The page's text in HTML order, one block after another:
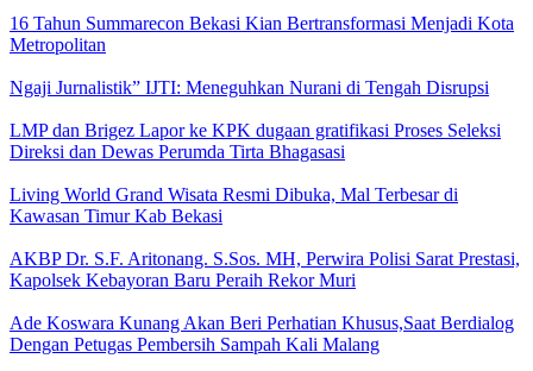
16 Tahun Summarecon Bekasi Kian Bertransformasi Menjadi Kota
Metropolitan
Ngaji Jurnalistik” IJTI: Meneguhkan Nurani di Tengah Disrupsi
LMP dan Brigez Lapor ke KPK dugaan gratifikasi Proses Seleksi
Direksi dan Dewas Perumda Tirta Bhagasasi
Living World Grand Wisata Resmi Dibuka, Mal Terbesar di
Kawasan Timur Kab Bekasi
AKBP Dr. S.F. Aritonang. S.Sos. MH, Perwira Polisi Sarat Prestasi,
Kapolsek Kebayoran Baru Peraih Rekor Muri
Ade Koswara Kunang Akan Beri Perhatian Khusus,Saat Berdialog
Dengan Petugas Pembersih Sampah Kali Malang